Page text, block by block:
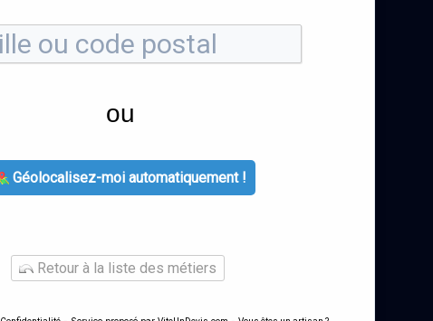
ou
Géolocalisez-moi automatiquement !
Retour à la liste des métiers